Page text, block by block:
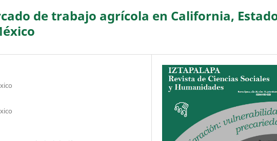
de trabajo agrícola en California,